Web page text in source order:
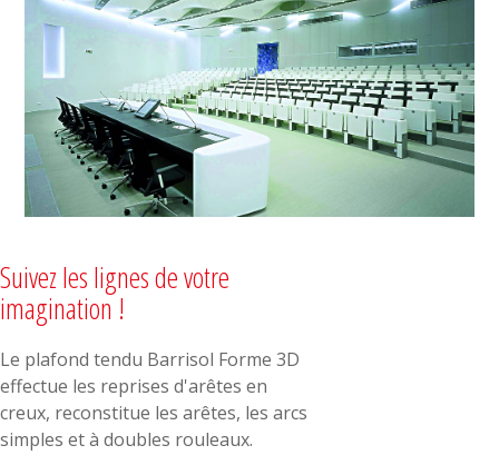
Suivez les lignes de votre
imagination !
Le plafond tendu Barrisol Forme 3D
effectue les reprises d'arêtes en
creux, reconstitue les arêtes, les arcs
simples et à doubles rouleaux.